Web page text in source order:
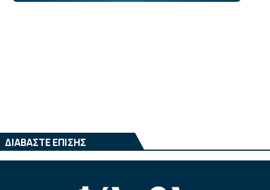
ΔΙΑΒΑΣΤΕ ΕΠΙΣΗΣ